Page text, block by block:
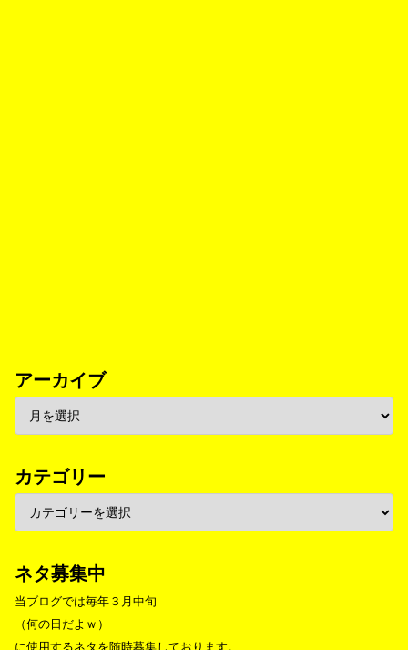
アーカイブ
カテゴリー
ネタ募集中
当ブログでは毎年３月中旬
（何の日だよｗ）
に使用するネタを随時募集しております。